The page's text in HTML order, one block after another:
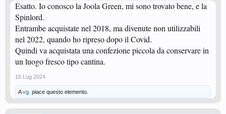
Esatto. Io conosco la Joola Green, mi sono trovato bene, e la
Spinlord.
Entrambe acquistate nel 2018, ma divenute non utilizzabili
nel 2022, quando ho ripreso dopo il Covid.
Quindi va acquistata una confezione piccola da conservare in
un luogo fresco tipo cantina.
16 Lug 2024
Avg. piace questo elemento.